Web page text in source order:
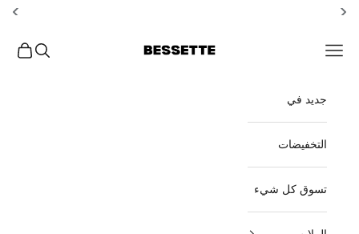
Bessette افتح قائمة التصفح بحث مفتوح
عربة
جديد في
التخفيضات
تسوق كل شيء